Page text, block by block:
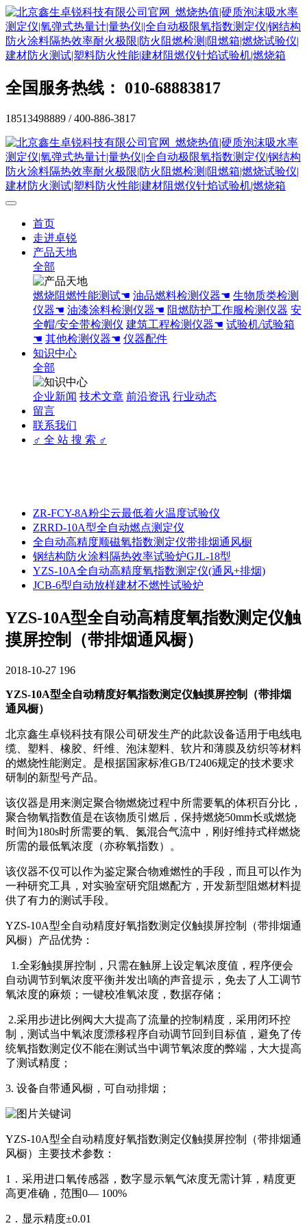
全国服务热线： 010-68883817
18513498889 / 400-886-3817
首页
走进卓锐
产品天地
全部
燃烧阻燃性能测试☚ 油品燃料检测仪器☚ 生物质类检测
仪器☚ 油漆涂料检测仪器☚ 阻燃防护工作服检测仪器 安
全帽/安全带检测仪 建筑工程检测仪器☚ 试验机/试验箱
☚ 其他检测仪器☚ 仪器配件
知识中心
全部
企业新闻 技术文章 前沿资讯 行业动态
留言
联系我们
♂ 全 站 搜 索 ♂
ZR-FCY-8A粉尘云最低着火温度试验仪
ZRRD-10A型全自动燃点测定仪
全自动高精度顺磁氧指数测定仪带排烟通风橱
钢结构防火涂料隔热效率试验炉GJL-18型
YZS-10A全自动高精度氧指数测定仪(通风+排烟)
JCB-6型自动放样建材不燃性试验炉
YZS-10A型全自动高精度氧指数测定仪触
摸屏控制（带排烟通风橱）
2018-10-27 196
YZS-10A型全自动精度好氧指数测定仪触摸屏控制（带排烟
通风橱）
北京鑫生卓锐科技有限公司研发生产的此款设备适用于电线电
缆、塑料、橡胶、纤维、泡沫塑料、软片和薄膜及纺织等材料
的燃烧性能测定。是根据国家标准GB/T2406规定的技术要求
研制的新型号产品。
该仪器是用来测定聚合物燃烧过程中所需要氧的体积百分比，
聚合物氧指数值是在该物质引燃后，保持燃烧50mm长或燃烧
时间为180s时所需要的氧、氮混合气流中，刚好维持式样燃烧
所需的最低氧浓度（亦称氧指数）。
该仪器不仅可以作为鉴定聚合物难燃性的手段，而且可以作为
一种研究工具，对实验室研究阻燃配方，开发新型阻燃材料提
供了有力的测试手段。
YZS-10A型全自动精度好氧指数测定仪触摸屏控制（带排烟通
风橱）产品优势：
1.全彩触摸屏控制，只需在触屏上设定氧浓度值，程序便会
自动调节到氧浓度平衡并发出嘀的声音提示，免去了人工调节
氧浓度的麻烦；一键校准氧浓度，数据存储；
2.采用步进比例阀大大提高了流量的控制精度，采用闭环控
制，测试当中氧浓度漂移程序自动调节回到目标值，避免了传
统氧指数测定仪不能在测试当中调节氧浓度的弊端，大大提高
了测试精度；
3. 设备自带通风橱，可自动排烟；
YZS-10A型全自动精度好氧指数测定仪触摸屏控制（带排烟通
风橱）主要技术参数：
1．采用进口氧传感器，数字显示氧气浓度无需计算，精度更
高更准确，范围0— 100%
2．显示精度±0.01